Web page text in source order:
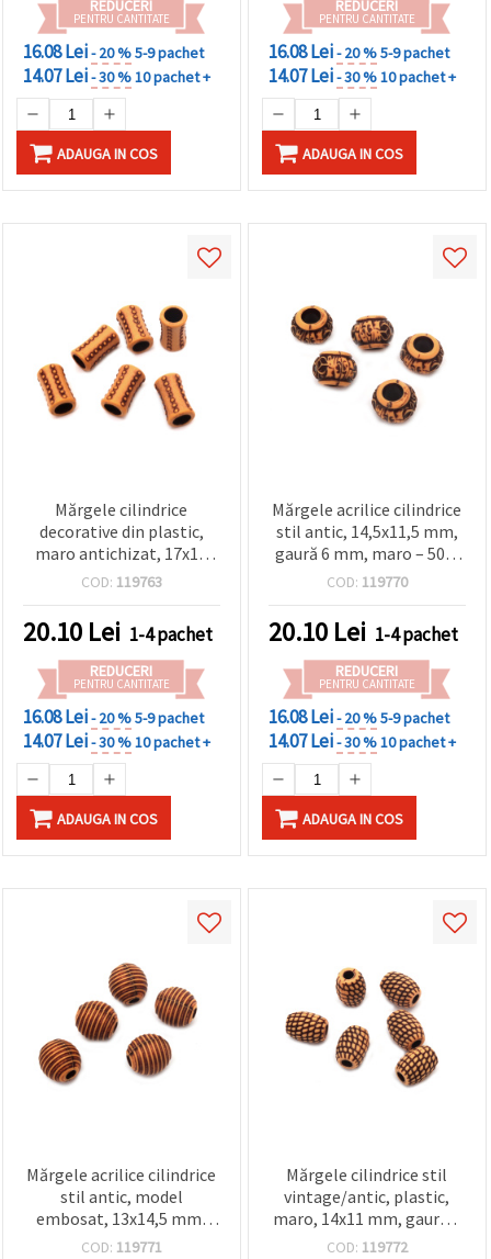
REDUCERI
PENTRU CANTITATE
16.08 Lei- 20 %5-9 pachet
14.07 Lei- 30 %10 pachet +
ADAUGA IN COS
REDUCERI
PENTRU CANTITATE
16.08 Lei- 20 %5-9 pachet
14.07 Lei- 30 %10 pachet +
ADAUGA IN COS
Mărgele cilindrice
decorative din plastic,
maro antichizat, 17x10
mm, gaură 6 mm (gaură
pentru bijuterii
handmade, macrame și
decorațiuni etnice/boho
COD: 119763
20.10 Lei 1-4 pachet
REDUCERI
PENTRU CANTITATE
16.08 Lei- 20 %5-9 pachet
14.07 Lei- 30 %10 pachet +
ADAUGA IN COS
Mărgele acrilice cilindrice
stil antic, 14,5x11,5 mm,
gaură 6 mm, maro – 50 g
(~41 buc.)
COD: 119770
20.10 Lei 1-4 pachet
REDUCERI
PENTRU CANTITATE
16.08 Lei- 20 %5-9 pachet
14.07 Lei- 30 %10 pachet +
ADAUGA IN COS
Mărgele acrilice cilindrice
stil antic, model
embosat, 13x14,5 mm,
orificiu 3,5 mm, maro – 50
COD: 119771
Mărgele cilindrice stil
vintage/antic, plastic,
maro, 14x11 mm, gaură 4
mm, 50 g (~53 buc) –
COD: 119772